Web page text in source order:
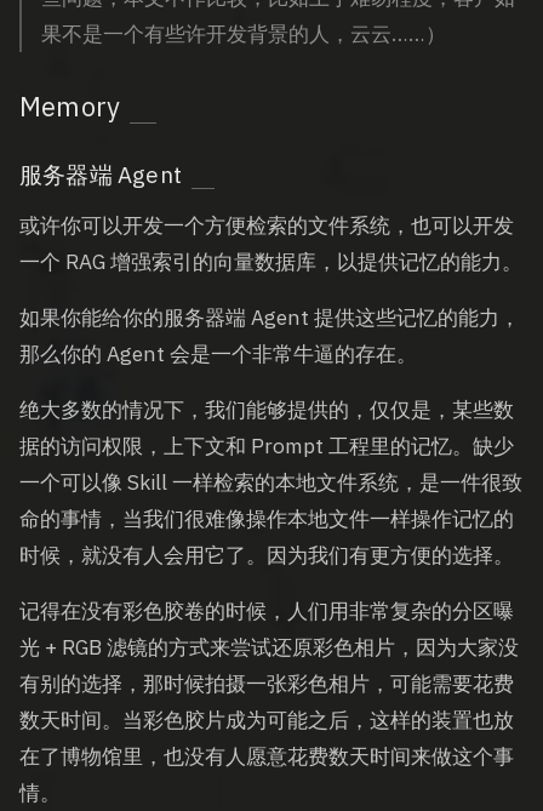
果不是一个有些许开发背景的人，云云……）
Memory
服务器端 Agent
或许你可以开发一个方便检索的文件系统，也可以开发
一个 RAG 增强索引的向量数据库，以提供记忆的能力。
如果你能给你的服务器端 Agent 提供这些记忆的能力，
那么你的 Agent 会是一个非常牛逼的存在。
绝大多数的情况下，我们能够提供的，仅仅是，某些数
据的访问权限，上下文和 Prompt 工程里的记忆。缺少
一个可以像 Skill 一样检索的本地文件系统，是一件很致
命的事情，当我们很难像操作本地文件一样操作记忆的
时候，就没有人会用它了。因为我们有更方便的选择。
记得在没有彩色胶卷的时候，人们用非常复杂的分区曝
光 + RGB 滤镜的方式来尝试还原彩色相片，因为大家没
有别的选择，那时候拍摄一张彩色相片，可能需要花费
数天时间。当彩色胶片成为可能之后，这样的装置也放
在了博物馆里，也没有人愿意花费数天时间来做这个事
情。